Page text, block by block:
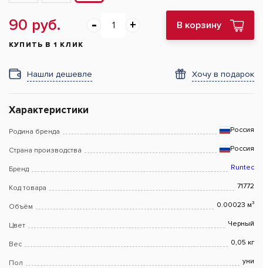
90 руб. В корзину
КУПИТЬ В 1 КЛИК
Нашли дешевле Хочу в подарок
Характеристики
Родина бренда Россия
Страна производства Россия
Бренд Runtec
Код товара 71772
Объём 0.00023 м³
Цвет Черный
Вес 0,05 кг
Пол уни